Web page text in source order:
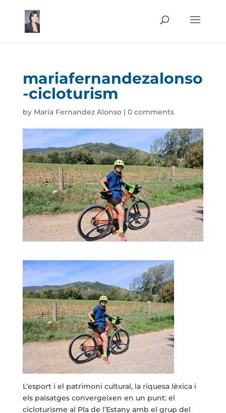
mariafernandezalonso
-cicloturism
by Maria Fernandez Alonso| 0 comments
L’esport i el patrimoni cultural, la riquesa lèxica i
els paisatges convergeixen en un punt: el
cicloturisme al Pla de l’Estany amb el grup del